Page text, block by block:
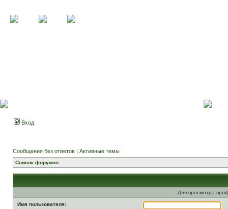
Вход
Сообщения без ответов | Активные темы
Список форумов
Для просмотра
Имя пользователя: